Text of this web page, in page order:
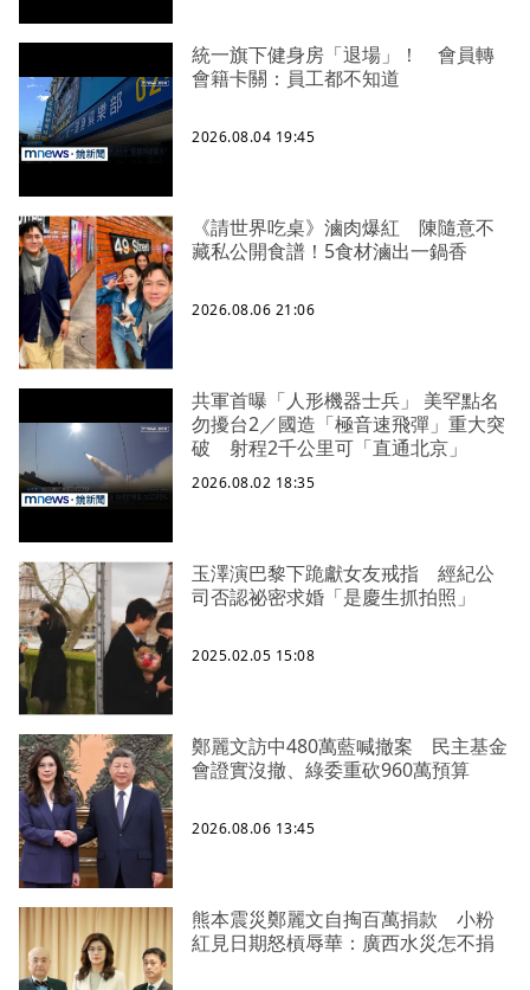
統一旗下健身房「退場」！ 會員轉
會籍卡關：員工都不知道
2026.08.04 19:45
《請世界吃桌》滷肉爆紅 陳隨意不
藏私公開食譜！5食材滷出一鍋香
2026.08.06 21:06
共軍首曝「人形機器士兵」 美罕點名
勿擾台2／國造「極音速飛彈」重大突
破 射程2千公里可「直通北京」
2026.08.02 18:35
玉澤演巴黎下跪獻女友戒指 經紀公
司否認祕密求婚「是慶生抓拍照」
2025.02.05 15:08
鄭麗文訪中480萬藍喊撤案 民主基金
會證實沒撤、綠委重砍960萬預算
2026.08.06 13:45
熊本震災鄭麗文自掏百萬捐款 小粉
紅見日期怒槓辱華：廣西水災怎不捐